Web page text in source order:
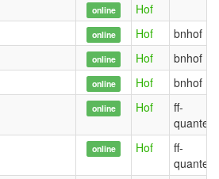
online
Hof
online Hof
bnhof
online Hof
bnhof
online Hof
bnhof
online Hof
ff-
online Hof
ff-